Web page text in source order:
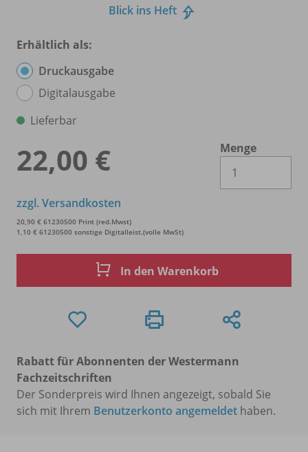
Blick ins Heft
Erhältlich als:
Druckausgabe
Digitalausgabe
Lieferbar
22,00 €
Menge
zzgl. Versandkosten
20,90 € 61230500 Print (red.Mwst)
1,10 € 61230500 sonstige Digitalleist.(volle MwSt)
In den Warenkorb
Rabatt für Abonnenten der Westermann
Fachzeitschriften
Der Sonderpreis wird Ihnen angezeigt, sobald Sie
sich mit Ihrem Benutzerkonto angemeldet haben.